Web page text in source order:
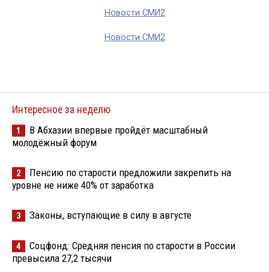
Новости СМИ2
Новости СМИ2
Интересное за неделю
1
В Абхазии впервые пройдёт масштабный
молодёжный форум
2
Пенсию по старости предложили закрепить на
уровне не ниже 40% от заработка
3 Законы, вступающие в силу в августе
4
Соцфонд: Средняя пенсия по старости в России
превысила 27,2 тысячи